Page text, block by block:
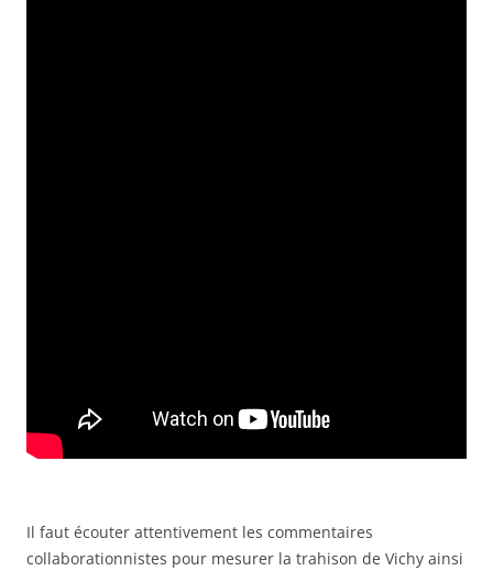
Il faut écouter attentivement les commentaires
collaborationnistes pour mesurer la trahison de Vichy ainsi